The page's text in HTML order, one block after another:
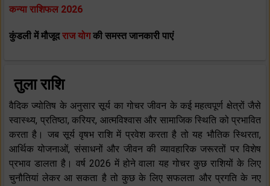
कन्या राशिफल 2026
कुंडली में मौजूदराज योगकी समस्त जानकारी पाएं
तुला राशि
वैदिक ज्योतिष के अनुसार सूर्य का गोचर जीवन के कई महत्वपूर्ण क्षेत्रों जैसे
स्वास्थ्य, प्रतिष्ठा, करियर, आत्मविश्वास और सामाजिक स्थिति को प्रभावित
करता है। जब सूर्य वृषभ राशि में प्रवेश करता है तो यह भौतिक स्थिरता,
आर्थिक योजनाओं, संसाधनों और जीवन की व्यावहारिक जरूरतों पर विशेष
प्रभाव डालता है। वर्ष 2026 में होने वाला यह गोचर कुछ राशियों के लिए
चुनौतियां लेकर आ सकता है तो कुछ के लिए सफलता और प्रगति के नए